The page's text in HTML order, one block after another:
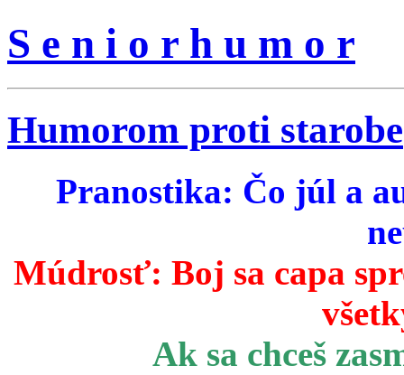
S e n i o r h u m o r
Humorom proti starobe
Pranostika: Čo júl a
Múdrosť: Boj sa capa
Ak sa chceš